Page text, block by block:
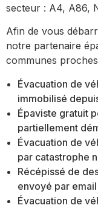
secteur : A4, A86,
Afin de vous
notre partenaire
communes
Évacuation de
immobilisé
Épaviste gratuit
partiellement
Évacuation de
par catastrophe
Récépissé de
envoyé par email
Évacuation de